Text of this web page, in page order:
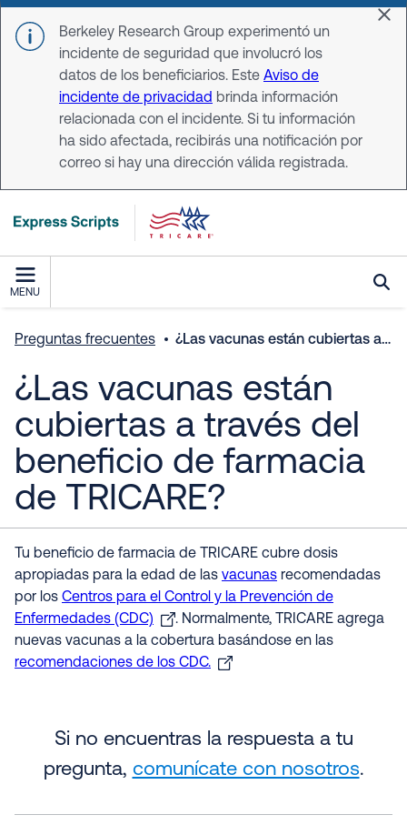
Skip to main content
Berkeley Research Group experimentó un
incidente de seguridad que involucró los
datos de los beneficiarios. Este Aviso de
incidente de privacidad brinda información
relacionada con el incidente. Si tu información
ha sido afectada, recibirás una notificación por
correo si hay una dirección válida registrada.
MENU
Preguntas frecuentes ¿Las vacunas están cubiertas a través del beneficio de farmacia de TRICARE?
¿Las vacunas están
cubiertas a través del
beneficio de farmacia
de TRICARE?
Tu beneficio de farmacia de TRICARE cubre dosis
apropiadas para la edad de las vacunas recomendadas
por los Centros para el Control y la Prevención de
Enfermedades (CDC)
. Normalmente, TRICARE agrega
nuevas vacunas a la cobertura basándose en las
recomendaciones de los CDC.
Si no encuentras la respuesta a tu
pregunta, comunícate con nosotros.